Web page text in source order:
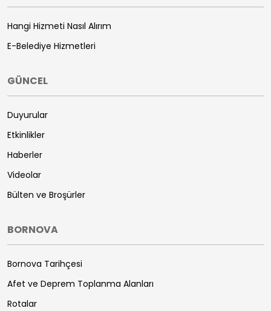
Hangi Hizmeti Nasıl Alırım
E-Belediye Hizmetleri
GÜNCEL
Duyurular
Etkinlikler
Haberler
Videolar
Bülten ve Broşürler
BORNOVA
Bornova Tarihçesi
Afet ve Deprem Toplanma Alanları
Rotalar